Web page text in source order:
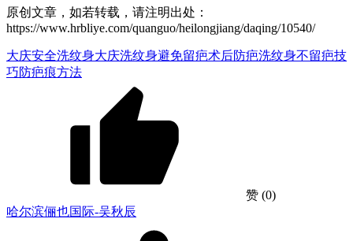
原创文章，如若转载，请注明出处：
https://www.hrbliye.com/quanguo/heilongjiang/daqing/10540/
大庆安全洗纹身大庆洗纹身避免留疤术后防疤洗纹身不留疤技
巧防疤痕方法
赞 (0)
哈尔滨俪也国际-吴秋辰